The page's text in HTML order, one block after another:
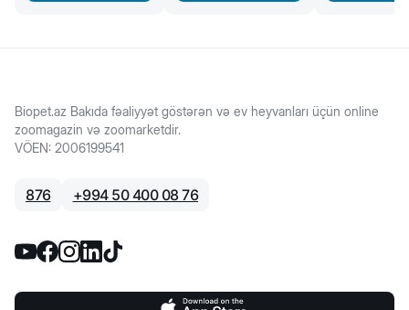
Biopet.az Bakıda fəaliyyət göstərən və ev heyvanları üçün online
zoomagazin və zoomarketdir.
VÖEN: 2006199541
876 +994 50 400 08 76